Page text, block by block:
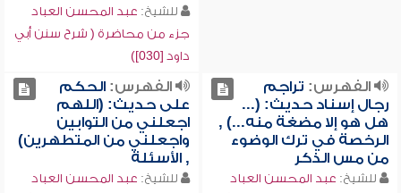
للشيخ: عبد المحسن العباد
جزء من محاضرة ( شرح سنن أبي
داود [030])
الفهرس: تراجم
رجال إسناد حديث: (...
هل هو إلا مضغة منه...) ,
الرخصة في ترك الوضوء
من مس الذكر
للشيخ: عبد المحسن العباد
الفهرس:الحكم
على حديث: (اللهم
اجعلني من التوابين
واجعلني من المتطهرين)
, الأسئلة
للشيخ: عبد المحسن العباد